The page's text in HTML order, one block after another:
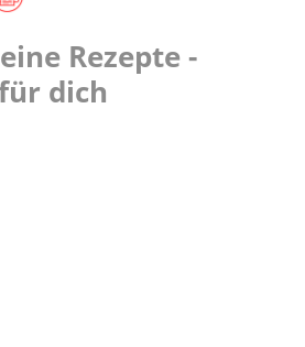
Rezepte -
dich